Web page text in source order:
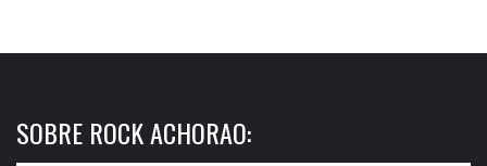
SOBRE ROCK ACHORAO: